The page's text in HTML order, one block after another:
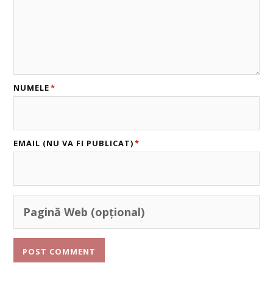
NUMELE*
EMAIL (NU VA FI PUBLICAT)*